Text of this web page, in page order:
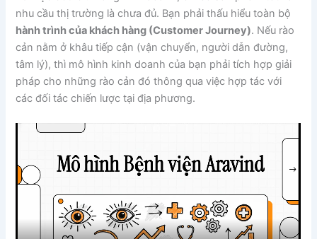
nhu cầu thị trường là chưa đủ. Bạn phải thấu hiểu toàn bộ
hành trình của khách hàng (Customer Journey). Nếu rào
cản nằm ở khâu tiếp cận (vận chuyển, người dẫn đường,
tâm lý), thì mô hình kinh doanh của bạn phải tích hợp giải
pháp cho những rào cản đó thông qua việc hợp tác với
các đối tác chiến lược tại địa phương.